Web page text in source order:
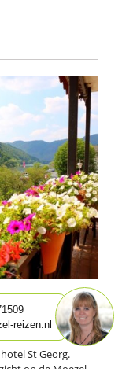
St Georg.
reizen.nl